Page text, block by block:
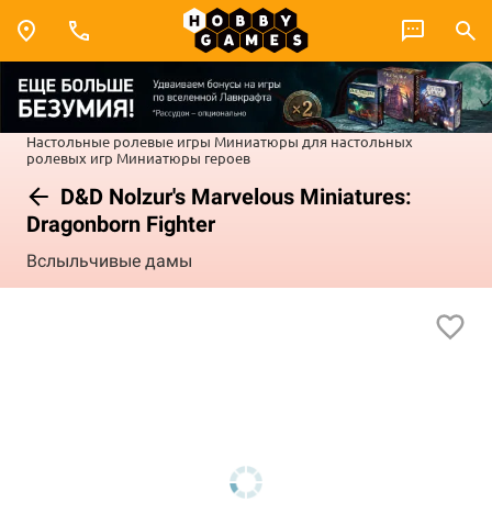
Настольные ролевые игры Миниатюры для настольных
ролевых игр Миниатюры героев
D&D Nolzur's Marvelous Miniatures:
Dragonborn Fighter
Вслыльчивые дамы